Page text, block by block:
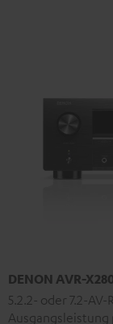
DENON AVR-
5.2.2- oder 7.2-
Ausgangsleistung